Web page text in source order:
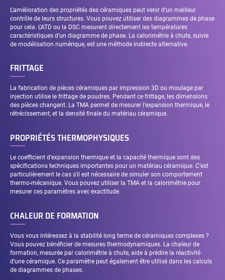
L’amélioration des propriétés des céramiques peut venir d’un meilleur
contrôle de leurs structures. Vous pouvez utiliser des diagrammes de phase
pour cela. L’ATD ou la DSC mesurent directement les températures
caractéristiques d’un diagramme de phase. La calorimétrie à chute, suivie
de modélisation numérique, est une méthode indirecte alternative.
FRITTAGE
La fabrication de pièces céramiques par impression 3D ou moulage par
injection utilise le frittage de poudres. Pendant ce frittage, les dimensions
des pièces changent. La TMA permet de mesurer l’expansion thermique, le
rétrécissement, et la densité finale du matériau céramique.
PROPRIÉTÉS THERMOPHYSIQUES
Le coefficient d’expansion thermique et la capacité thermique sont des
spécifications techniques importantes pour un matériau céramique. C’est
particulièrement le cas s’il est nécessaire de simuler son comportement
thermo-mécanique. Vous pouvez utiliser la TMA et la calorimétrie pour
mesurer ces paramètres avec exactitude.
CHALEUR DE FORMATION
Vous vous intéressez à la stabilité long terme de céramiques complexes ?
Vous pouvez bénéficier de mesures thermodynamiques. La chaleur de
formation, mesurée par calorimétrie à chute, aide à prédire la réactivité
d’une céramique. Ce paramètre peut également être utilisé dans les calculs
de diagrammes de phases.